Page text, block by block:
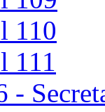
110
111
-